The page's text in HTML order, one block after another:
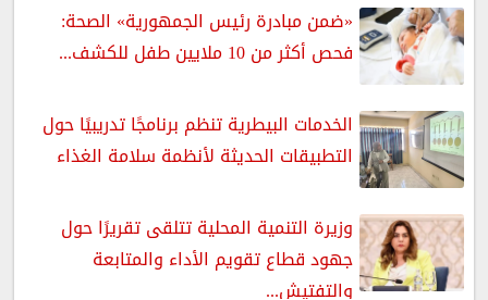
«ضمن مبادرة رئيس الجمهورية» الصحة:
فحص أكثر من 10 ملايين طفل للكشف...
الخدمات البيطرية تنظم برنامجًا تدريبيًا حول
التطبيقات الحديثة لأنظمة سلامة الغذاء
وزيرة التنمية المحلية تتلقى تقريرًا حول
جهود قطاع تقويم الأداء والمتابعة
والتفتيش...